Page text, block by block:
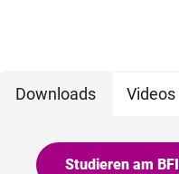
Downloads Videos
Studieren am BFI